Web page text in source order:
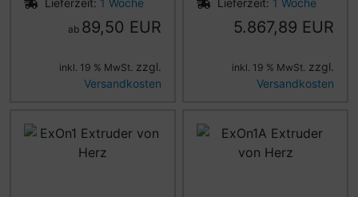
Lieferzeit: 1 Woche
ab 89,50 EUR
inkl. 19 % MwSt. zzgl.
Versandkosten
Lieferzeit: 1 Woche
5.867,89 EUR
inkl. 19 % MwSt. zzgl.
Versandkosten